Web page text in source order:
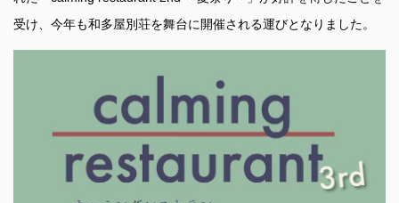
受け、今年も和多屋別荘を舞台に開催される運びとなりました。